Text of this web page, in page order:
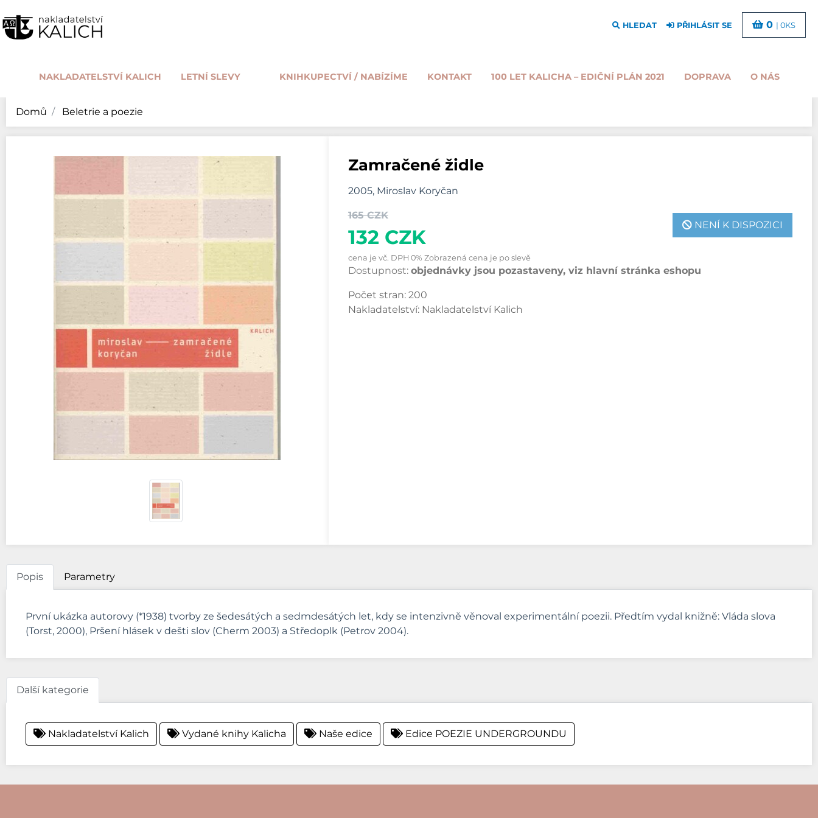
NAKLADATELSTVÍ KALICH LETNÍ SLEVY KNIHKUPECTVÍ / NABÍZÍME KONTAKT 100 LET KALICHA – EDIČNÍ PLÁN 2021 DOPRAVA O NÁS
HLEDAT PŘIHLÁSIT SE 0 | 0KS
Domů Beletrie a poezie
Zamračené židle
2005, Miroslav Koryčan
165 CZK
132 CZK
NENÍ K DISPOZICI
cena je vč. DPH 0% Zobrazená cena je po slevě
Dostupnost: objednávky jsou pozastaveny, viz hlavní stránka eshopu
Počet stran: 200
Nakladatelství: Nakladatelství Kalich
Popis Parametry
První ukázka autorovy (*1938) tvorby ze šedesátých a sedmdesátých let, kdy se intenzivně věnoval experimentální poezii. Předtím vydal knižně: Vláda slova
(Torst, 2000), Pršení hlásek v dešti slov (Cherm 2003) a Středoplk (Petrov 2004).
Další kategorie
Nakladatelství Kalich Vydané knihy Kalicha Naše edice Edice POEZIE UNDERGROUNDU